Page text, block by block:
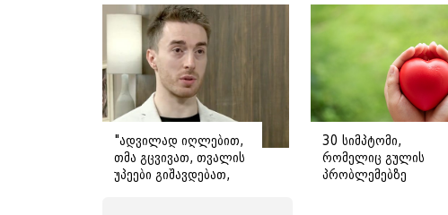
"ადვილად იღლებით,
თმა გცვივათ, თვალის
უპეები გიშავდებათ,
30 სიმპტომი,
რომელიც გულის
პრობლემებზე